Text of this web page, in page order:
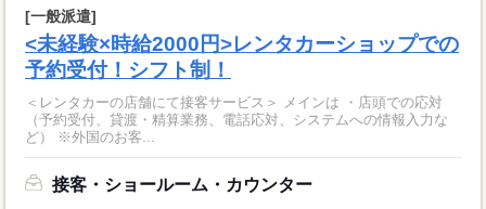
[一般派遣]
<未経験×時給2000円>レンタカーショップでの
予約受付！シフト制！
＜レンタカーの店舗にて接客サービス＞ メインは ・店頭での応対
（予約受付、貸渡・精算業務、電話応対、システムへの情報入力な
ど） ※外国のお客...
接客・ショールーム・カウンター